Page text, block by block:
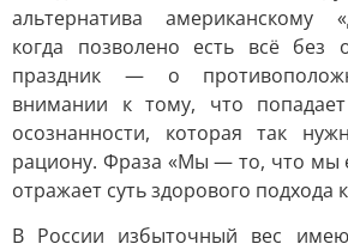
альтернатива американскому
когда позволено есть всё без
праздник — о
внимании к тому, что
осознанности, которая так
рациону. Фраза «Мы — то, что мы
отражает суть здорового подхода
В России избыточный вес